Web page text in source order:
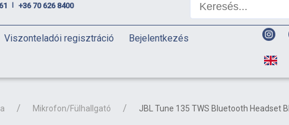
+36 70 626 8400
Viszonteladói regisztráció Bejelentkezés
Mikrofon/Fülhallgató JBL Tune 135 TWS Bluetooth Headset